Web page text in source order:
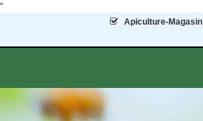
"
Apiculture-Magasin